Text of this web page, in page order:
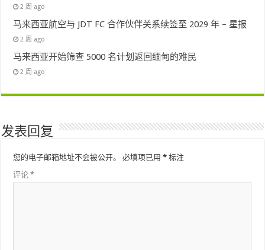
2 周 ago
马来西亚航空与 JDT FC 合作伙伴关系续签至 2029 年 – 星报
2 周 ago
马来西亚开始筛查 5000 名计划返回缅甸的难民
2 周 ago
发表回复
您的电子邮箱地址不会被公开。 必填项已用* 标注
评论*